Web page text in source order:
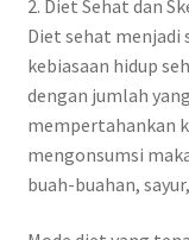
2. Diet Sehat dan
Diet sehat menjadi
kebiasaan hidup
dengan jumlah
mempertahankan
mengonsumsi
buah-buahan,